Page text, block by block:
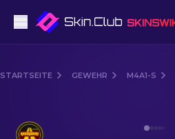
Gewehr
STARTSEITE GEWEHR M4A1-S